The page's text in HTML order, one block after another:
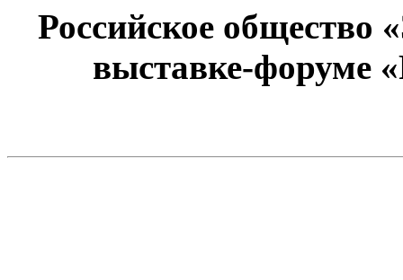
Российское общество
выставке-форуме